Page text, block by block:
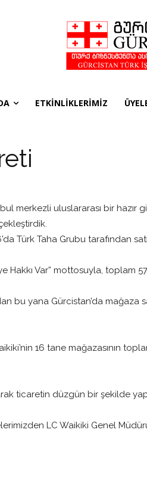
ETKİNLİKLERİMİZ
merkezli uluslararası bir hazır
Türk Taha Grubu tarafından
Hakkı Var” mottosuyla, toplam
bu yana Gürcistan’da mağaza
16 tane mağazasının
ticaretin düzgün bir şekilde
LC Waikiki Genel